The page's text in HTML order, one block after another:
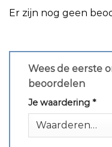
Er zijn nog geen
Wees de eerste
beoordelen
Je waardering *